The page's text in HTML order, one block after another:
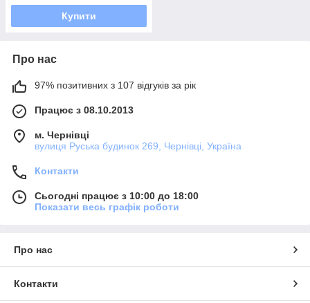
Купити
Про нас
97% позитивних з 107 відгуків за рік
Працює з 08.10.2013
м. Чернівці
вулиця Руська будинок 269, Чернівці, Україна
Контакти
Сьогодні працює з 10:00 до 18:00
Показати весь графік роботи
Про нас
Контакти